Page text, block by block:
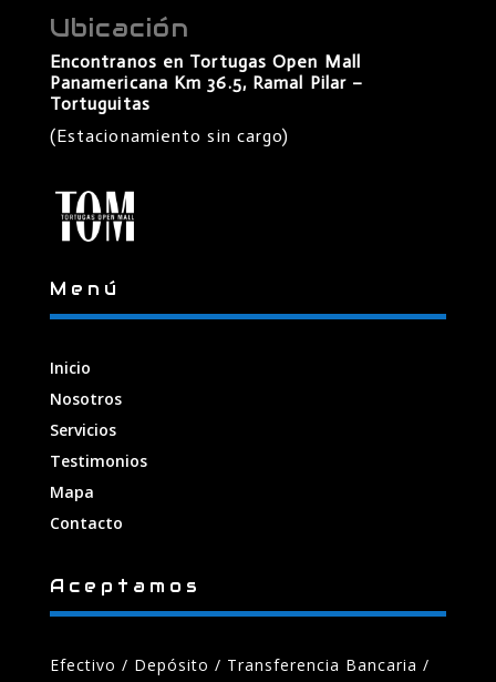
Ubicación
Encontranos en Tortugas Open Mall
Panamericana Km 36.5, Ramal Pilar –
Tortuguitas
(Estacionamiento sin cargo)
Menú
Inicio
Nosotros
Servicios
Testimonios
Mapa
Contacto
Aceptamos
Efectivo / Depósito / Transferencia Bancaria /